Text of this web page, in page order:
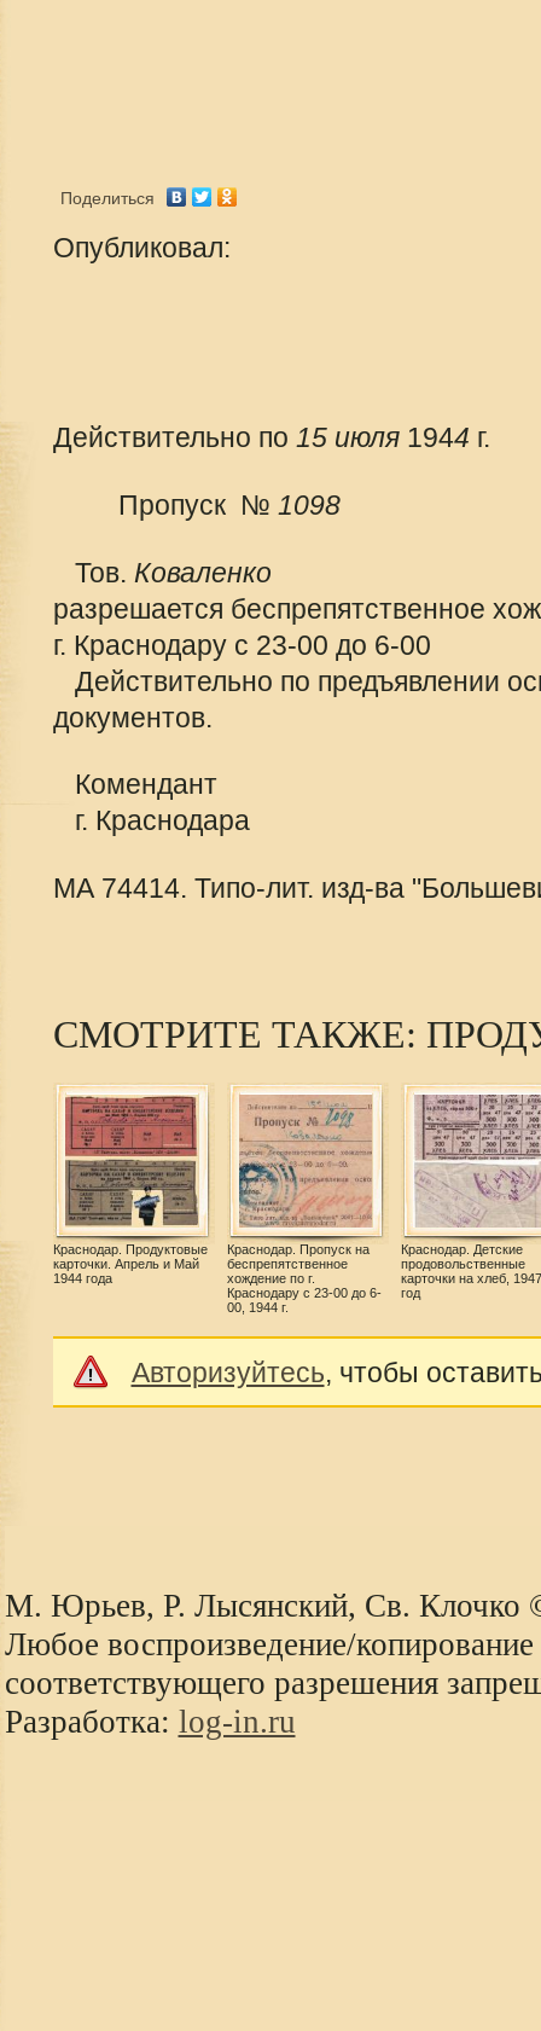
Поделиться
Опубликовал:
Действительно по 15 июля 1944 г.
Пропуск № 1098
Тов. Коваленко
разрешается беспрепятственное
г. Краснодару с 23-00 до 6-00
Действительно по предъявлении
документов.
Комендант
г. Краснодара
МА 74414. Типо-лит. изд-ва
СМОТРИТЕ ТАКЖЕ:
Краснодар. Продуктовые
карточки. Апрель и Май
1944 года
Краснодар. Пропуск на
беспрепятственное
хождение по г.
Краснодару с 23-00 до 6-
00, 1944 г.
Краснодар. Детские
продовольственные
карточки на хлеб, 1947
год
Авторизуйтесь, чтобы
М. Юрьев, Р. Лысянский, Св. Клочко
Любое воспроизведение/копирование
соответствующего разрешения
Разработка: log-in.ru